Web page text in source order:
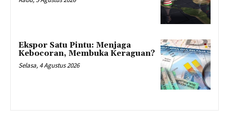
Ekspor Satu Pintu: Menjaga
Kebocoran, Membuka Keraguan?
Selasa, 4 Agustus 2026